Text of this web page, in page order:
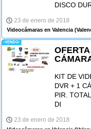
DISCO
23 de enero de 2018
Videocámaras en Valencia
-VENDO-
KIT DE
DVR + 1
PIR.
DI
23 de enero de 2018